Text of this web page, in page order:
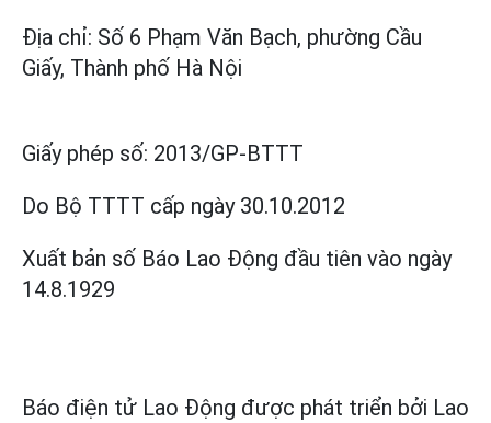
Địa chỉ: Số 6 Phạm Văn Bạch, phường Cầu
Giấy, Thành phố Hà Nội
Giấy phép số: 2013/GP-BTTT
Do Bộ TTTT cấp ngày 30.10.2012
Xuất bản số Báo Lao Động đầu tiên vào ngày
14.8.1929
Báo điện tử Lao Động được phát triển bởi Lao